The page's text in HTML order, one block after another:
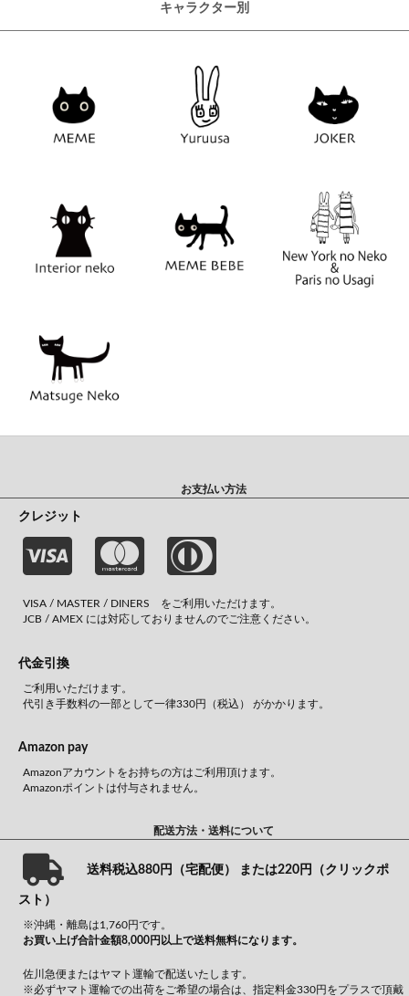
キャラクター別
お支払い方法
クレジット
VISA / MASTER / DINERS をご利用いただけます。
JCB / AMEX には対応しておりませんのでご注意ください。
代金引換
ご利用いただけます。
代引き手数料の一部として一律330円（税込） がかかります。
Amazon pay
Amazonアカウントをお持ちの方はご利用頂けます。
Amazonポイントは付与されません。
配送方法・送料について
送料税込880円（宅配便） または220円（クリックポ
スト）
※沖縄・離島は1,760円です。
お買い上げ合計金額8,000円以上で送料無料になります。
佐川急便またはヤマト運輸で配送いたします。
※必ずヤマト運輸での出荷をご希望の場合は、指定料金330円をプラスで頂戴